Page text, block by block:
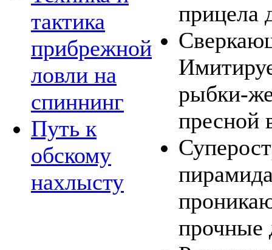
тактика
прибрежной
ловли на
спиннинг
Путь к
обскому
нахлысту
прицела
рыбки-
пресной
прочные